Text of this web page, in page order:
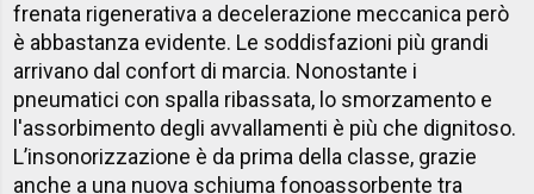
frenata rigenerativa a decelerazione meccanica però
è abbastanza evidente. Le soddisfazioni più grandi
arrivano dal confort di marcia. Nonostante i
pneumatici con spalla ribassata, lo smorzamento e
l'assorbimento degli avvallamenti è più che dignitoso.
L’insonorizzazione è da prima della classe, grazie
anche a una nuova schiuma fonoassorbente tra